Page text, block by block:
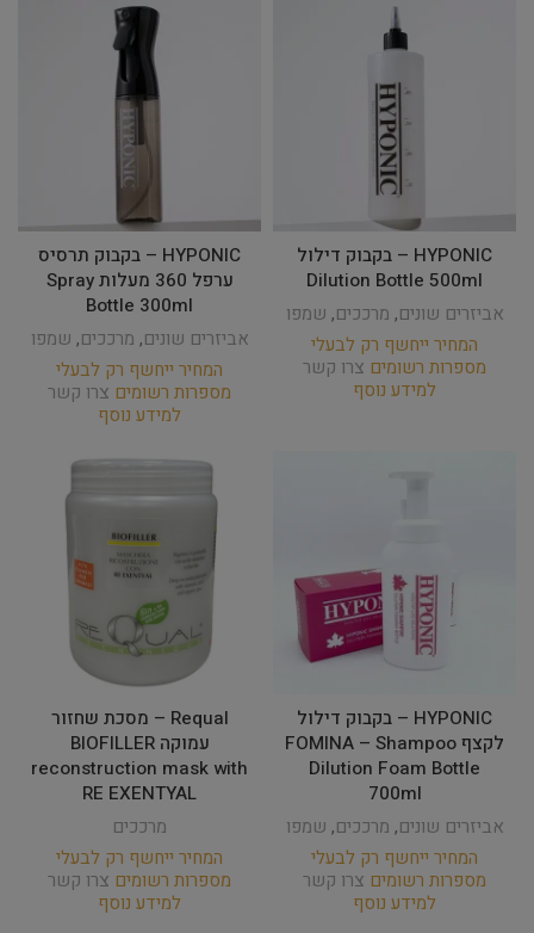
HYPONIC – בקבוק דילול
Dilution Bottle 500ml
אביזרים שונים, מרככים, שמפו
המחיר ייחשף רק לבעלי
מספרות רשומים צרו קשר
למידע נוסף
HYPONIC – בקבוק תרסיס
ערפל 360 מעלות Spray
Bottle 300ml
אביזרים שונים, מרככים, שמפו
המחיר ייחשף רק לבעלי
מספרות רשומים צרו קשר
למידע נוסף
HYPONIC – בקבוק דילול
לקצף FOMINA – Shampoo
Dilution Foam Bottle
700ml
אביזרים שונים, מרככים, שמפו
המחיר ייחשף רק לבעלי
מספרות רשומים צרו קשר
למידע נוסף
Requal – מסכת שחזור
עמוקה BIOFILLER
reconstruction mask with
RE EXENTYAL
מרככים
המחיר ייחשף רק לבעלי
מספרות רשומים צרו קשר
למידע נוסף